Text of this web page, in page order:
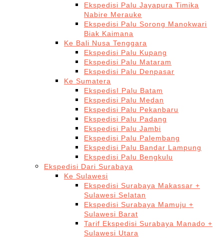
Ekspedisi Palu Jayapura Timika
Nabire Merauke
Ekspedisi Palu Sorong Manokwari
Biak Kaimana
Ke Bali Nusa Tenggara
Ekspedisi Palu Kupang
Ekspedisi Palu Mataram
Ekspedisi Palu Denpasar
Ke Sumatera
EkspedisI Palu Batam
Ekspedisi Palu Medan
Ekspedisi Palu Pekanbaru
Ekspedisi Palu Padang
Ekspedisi Palu Jambi
Ekspedisi Palu Palembang
Ekspedisi Palu Bandar Lampung
Ekspedisi Palu Bengkulu
Ekspedisi Dari Surabaya
Ke Sulawesi
Ekspedisi Surabaya Makassar +
Sulawesi Selatan
Ekspedisi Surabaya Mamuju +
Sulawesi Barat
Tarif Ekspedisi Surabaya Manado +
Sulawesi Utara